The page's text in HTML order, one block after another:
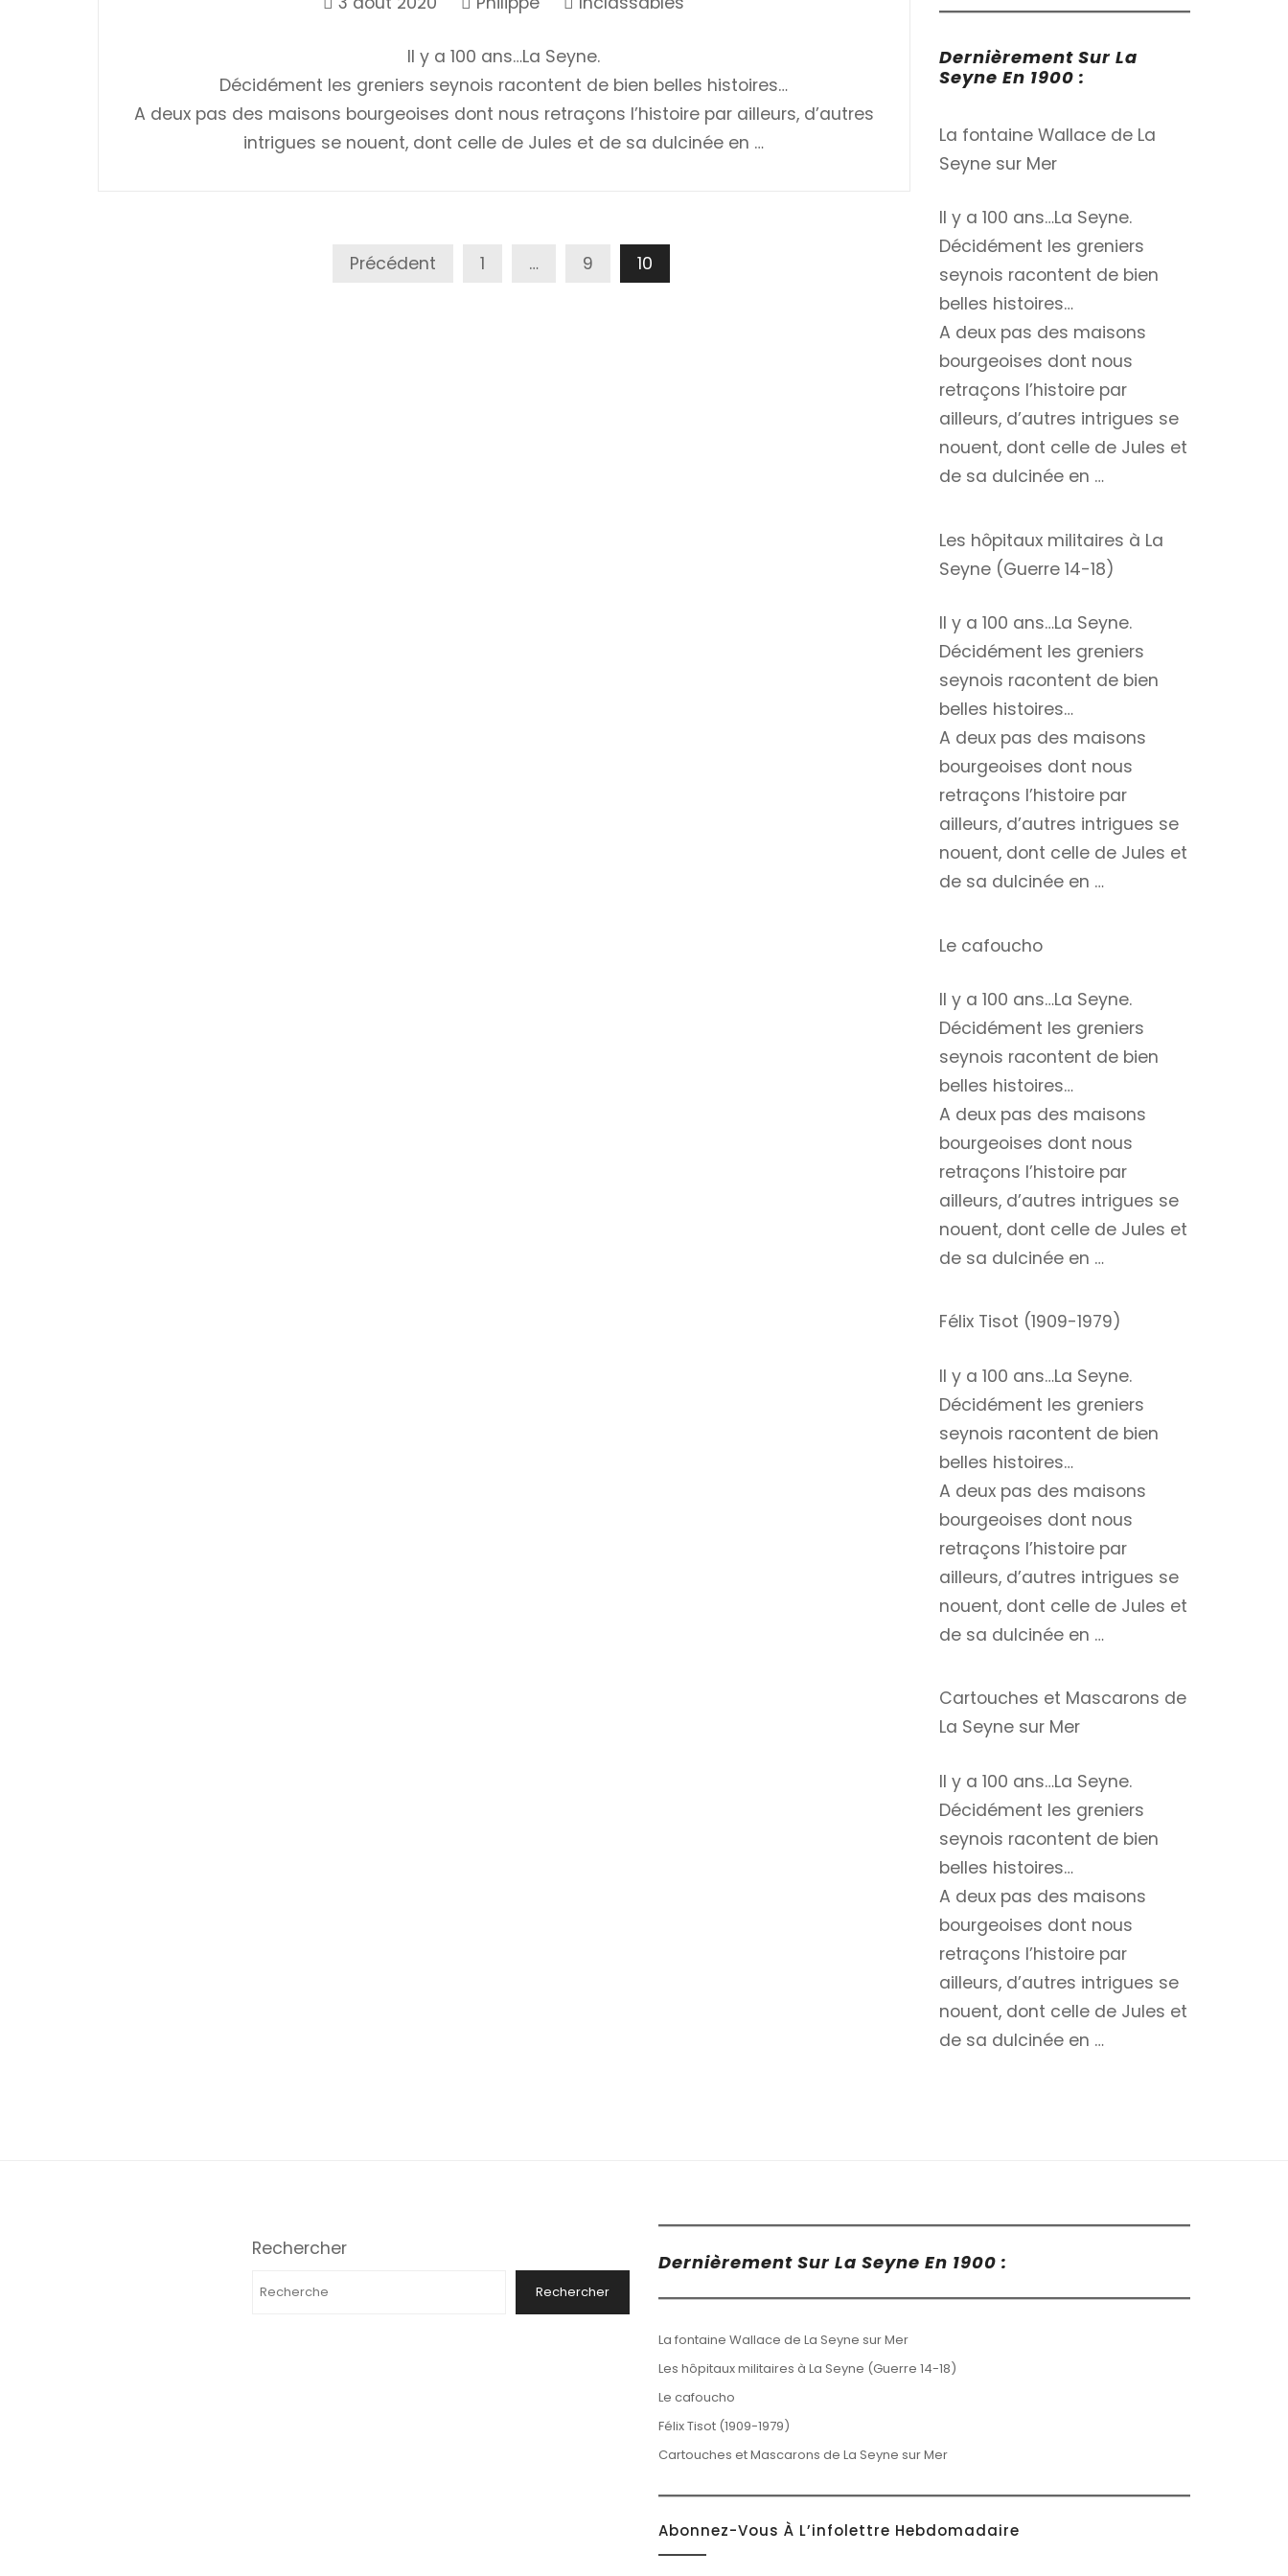
Il y a 100 ans…La Seyne.
Décidément les greniers seynois racontent de bien belles histoires…
A deux pas des maisons bourgeoises dont nous retraçons l’histoire par ailleurs, d’autres
intrigues se nouent, dont celle de Jules et de sa dulcinée en …
Précédent 1 … 9 10
Dernièrement Sur La
Seyne En 1900 :
La fontaine Wallace de La
Seyne sur Mer
Il y a 100 ans…La Seyne.
Décidément les greniers
seynois racontent de bien
belles histoires…
A deux pas des maisons
bourgeoises dont nous
retraçons l’histoire par
ailleurs, d’autres intrigues se
nouent, dont celle de Jules et
de sa dulcinée en …
Les hôpitaux militaires à La
Seyne (Guerre 14-18)
Il y a 100 ans…La Seyne.
Décidément les greniers
seynois racontent de bien
belles histoires…
A deux pas des maisons
bourgeoises dont nous
retraçons l’histoire par
ailleurs, d’autres intrigues se
nouent, dont celle de Jules et
de sa dulcinée en …
Le cafoucho
Il y a 100 ans…La Seyne.
Décidément les greniers
seynois racontent de bien
belles histoires…
A deux pas des maisons
bourgeoises dont nous
retraçons l’histoire par
ailleurs, d’autres intrigues se
nouent, dont celle de Jules et
de sa dulcinée en …
Félix Tisot (1909-1979)
Il y a 100 ans…La Seyne.
Décidément les greniers
seynois racontent de bien
belles histoires…
A deux pas des maisons
bourgeoises dont nous
retraçons l’histoire par
ailleurs, d’autres intrigues se
nouent, dont celle de Jules et
de sa dulcinée en …
Cartouches et Mascarons de
La Seyne sur Mer
Il y a 100 ans…La Seyne.
Décidément les greniers
seynois racontent de bien
belles histoires…
A deux pas des maisons
bourgeoises dont nous
retraçons l’histoire par
ailleurs, d’autres intrigues se
nouent, dont celle de Jules et
de sa dulcinée en …
Rechercher
Rechercher
Dernièrement Sur La Seyne En 1900 :
La fontaine Wallace de La Seyne sur Mer
Les hôpitaux militaires à La Seyne (Guerre 14-18)
Le cafoucho
Félix Tisot (1909-1979)
Cartouches et Mascarons de La Seyne sur Mer
Abonnez-Vous À L’infolettre Hebdomadaire